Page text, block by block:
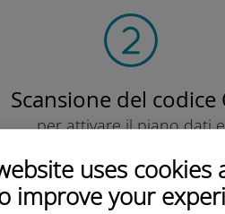
uses cookies
improve your
Scansione del codice
per attivare il piano dati e
Semplice!